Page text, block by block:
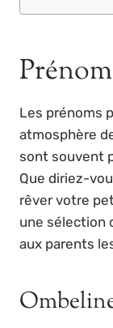
Les prénoms
atmosphère
sont souvent
Que diriez-
rêver votre
une sélection
aux parents